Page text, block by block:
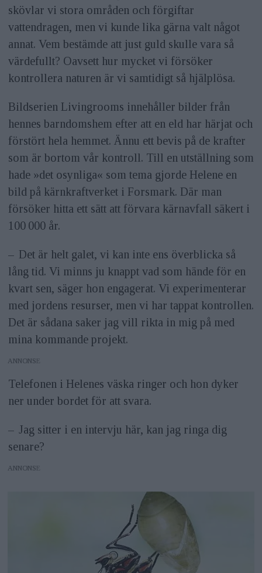
skövlar vi stora områden och förgiftar
vattendragen, men vi kunde lika gärna valt något
annat. Vem bestämde att just guld skulle vara så
värdefullt? Oavsett hur mycket vi försöker
kontrollera naturen är vi samtidigt så hjälplösa.
Bildserien Livingrooms innehåller bilder från
hennes barndomshem efter att en eld har härjat och
förstört hela hemmet. Ännu ett bevis på de krafter
som är bortom vår kontroll. Till en utställning som
hade »det osynliga« som tema gjorde Helene en
bild på kärnkraftverket i Forsmark. Där man
försöker hitta ett sätt att förvara kärnavfall säkert i
100 000 år.
– Det är helt galet, vi kan inte ens överblicka så
lång tid. Vi minns ju knappt vad som hände för en
kvart sen, säger hon engagerat. Vi experimenterar
med jordens resurser, men vi har tappat kontrollen.
Det är sådana saker jag vill rikta in mig på med
mina kommande projekt.
ANNONS
Telefonen i Helenes väska ringer och hon dyker
ner under bordet för att svara.
– Jag sitter i en intervju här, kan jag ringa dig
senare?
ANNONS